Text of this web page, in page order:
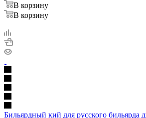
В корзину
В корзину
Бильярдный кий для русского бильярда